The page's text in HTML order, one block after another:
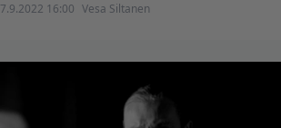
7.9.2022 16:00 Vesa Siltanen